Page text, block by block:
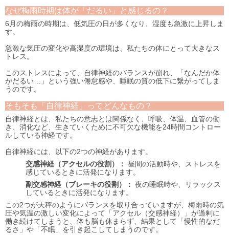
なぜ梅雨時期は体が「だるい」と感じるの？
6月の梅雨の時期は、低気圧の日が多くなり、湿度も急激に上昇しま
す。
急激な気圧の変化や高湿度の環境は、私たちの体にとって大きなス
トレス。
このストレスによって、自律神経のバランスが崩れ、「なんだか体
がだるい…」という強い倦怠感や、睡眠の質の低下に繋がってしま
うのです。
そもそも「自律神経」ってどんなもの？
自律神経とは、私たちの意志とは関係なく、呼吸、体温、血管の働
き、消化など、生きていくために不可欠な機能を24時間コントロー
ルしている神経です。
自律神経には、以下の2つの神経があります。
交感神経（アクセルの役割）： 昼間の活動時や、ストレスを
感じているときに活発になります。
副交感神経（ブレーキの役割）： 夜の睡眠時や、リラックス
しているときに活発になります。
この2つが天秤のようにバランスを取り合っていますが、梅雨時の気
圧や気温の激しい変化によって「アクセル（交感神経）」が過剰に
働き続けてしまうと、体も脳も休まらず、結果として「慢性的なだ
るさ」や「不眠」を引き起こしてしまうのです。